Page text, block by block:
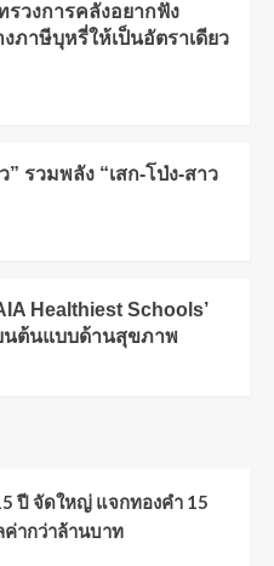
วงการคลังอยากฟัง
ภาษีบุหรี่ให้เป็นอัตราเดียว
รวมพลัง “เสก-โป่ง-สาว
Healthiest Schools’
นต้นแบบด้านสุขภาพ
ปี จัดใหญ่ แจกทองคำ 15
ค่ากว่าล้านบาท